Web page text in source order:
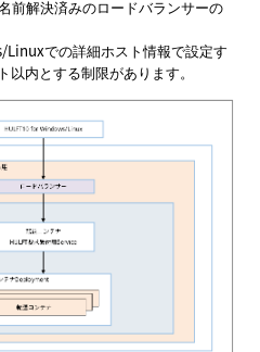
前解決済みのロードバランサーの
での詳細ホスト情報で設定す
以内とする制限があります。